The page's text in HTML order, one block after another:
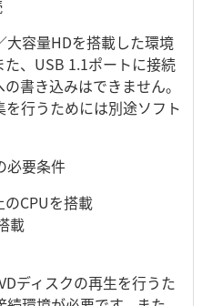
大容量HDを搭載した環境
、USB 1.1ポートに接続
書き込みはできません。
行うためには別途ソフト
必要条件
CPUを搭載
載
ディスクの再生を行うた